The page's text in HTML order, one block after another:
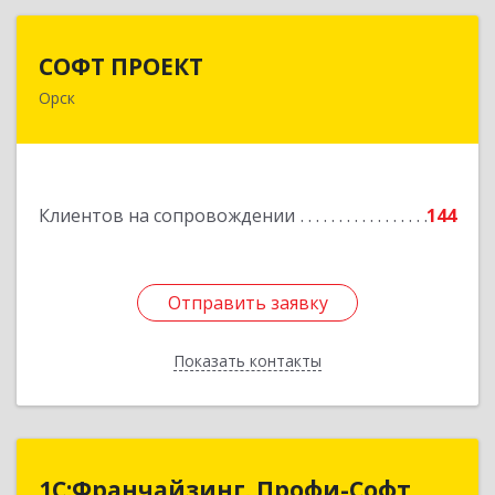
СОФТ ПРОЕКТ
Орск
Клиентов на сопровождении 144
Отправить заявку
Показать контакты
Отправить заявку
Назад
1С:Франчайзинг. Профи-Софт